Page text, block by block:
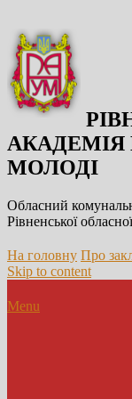
АКАДЕМІЯ
МОЛОДІ
Обласний
Рівненської
На головну Про
Skip to content
Menu